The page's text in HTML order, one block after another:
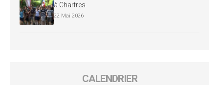
à Chartres
22 Mai 2026
CALENDRIER